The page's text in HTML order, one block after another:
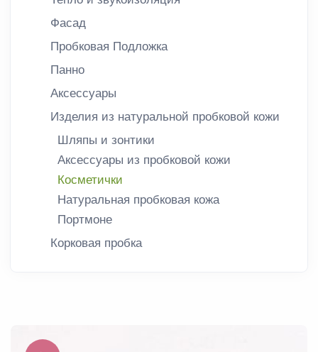
Фасад
Пробковая Подложка
Панно
Аксессуары
Изделия из натуральной пробковой кожи
Шляпы и зонтики
Аксессуары из пробковой кожи
Косметички
Натуральная пробковая кожа
Портмоне
Корковая пробка